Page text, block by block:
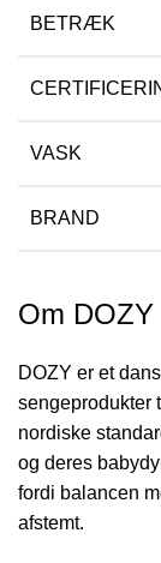
BETRÆK
VASK
BRAND
Om DOZY
DOZY er et
sengeprodukter
nordiske
og deres
fordi balancen
afstemt.